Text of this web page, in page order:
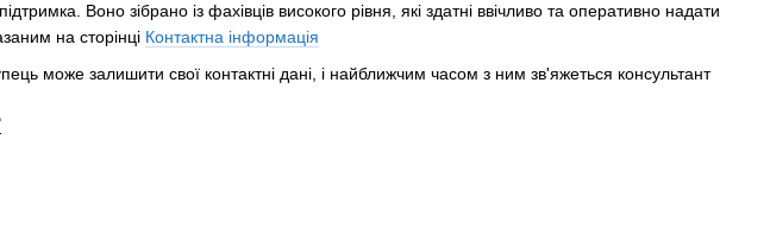
Воно зібрано із фахівців високого рівня, які здатні ввічливо та оперативно надати
на сторінці Контактна інформація
може залишити свої контактні дані, і найближчим часом з ним зв'яжеться консультант